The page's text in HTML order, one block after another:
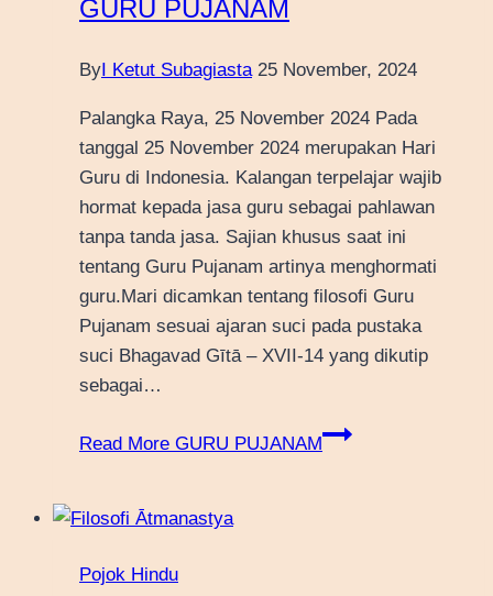
GURU PUJANAM
By I Ketut Subagiasta 25 November, 2024
Palangka Raya, 25 November 2024 Pada
tanggal 25 November 2024 merupakan Hari
Guru di Indonesia. Kalangan terpelajar wajib
hormat kepada jasa guru sebagai pahlawan
tanpa tanda jasa. Sajian khusus saat ini
tentang Guru Pujanam artinya menghormati
guru.Mari dicamkan tentang filosofi Guru
Pujanam sesuai ajaran suci pada pustaka
suci Bhagavad Gītā – XVII-14 yang dikutip
sebagai…
Read More GURU PUJANAM
Pojok Hindu